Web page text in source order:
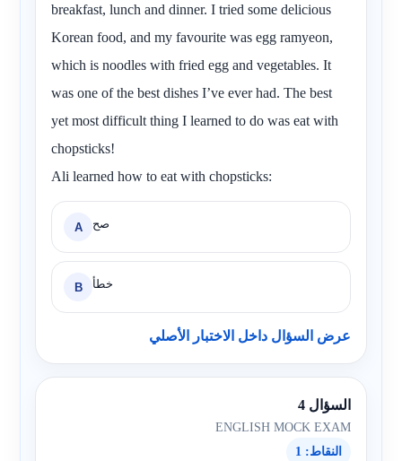
breakfast, lunch and dinner. I tried some delicious
Korean food, and my favourite was egg ramyeon,
which is noodles with fried egg and vegetables. It
was one of the best dishes I’ve ever had. The best
yet most difficult thing I learned to do was eat with
chopsticks!
Ali learned how to eat with chopsticks:
A صح
B خطأ
عرض السؤال داخل الاختبار الأصلي
السؤال 4
ENGLISH MOCK EXAM
النقاط: 1